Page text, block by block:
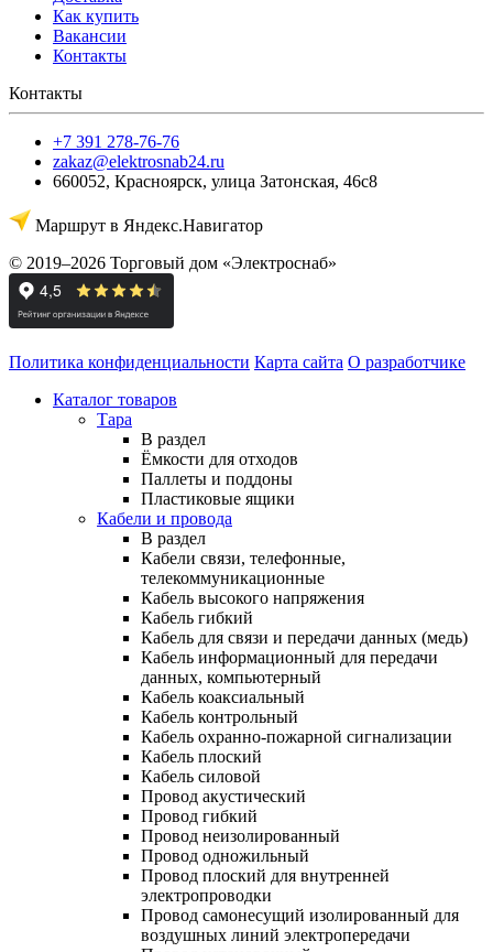
Как купить
Вакансии
Контакты
Контакты
+7 391 278-76-76
zakaz@elektrosnab24.ru
660052, Красноярск, улица Затонская, 46с8
Маршрут в Яндекс.Навигатор
© 2019–2026 Торговый дом «Электроснаб»
Политика конфиденциальности Карта сайта О разработчике
Каталог товаров
Тара
В раздел
Ёмкости для отходов
Паллеты и поддоны
Пластиковые ящики
Кабели и провода
В раздел
Кабели связи, телефонные,
телекоммуникационные
Кабель высокого напряжения
Кабель гибкий
Кабель для связи и передачи данных (медь)
Кабель информационный для передачи
данных, компьютерный
Кабель коаксиальный
Кабель контрольный
Кабель охранно-пожарной сигнализации
Кабель плоский
Кабель силовой
Провод акустический
Провод гибкий
Провод неизолированный
Провод одножильный
Провод плоский для внутренней
электропроводки
Провод самонесущий изолированный для
воздушных линий электропередачи